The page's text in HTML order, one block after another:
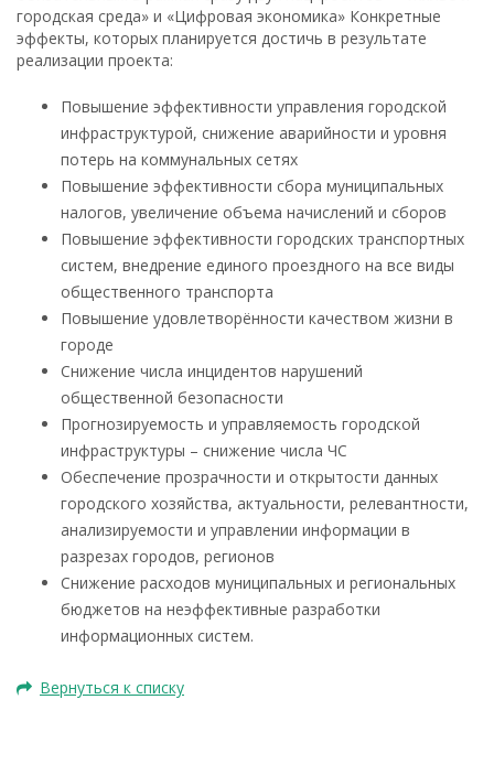
городская среда» и «Цифровая экономика» Конкретные
эффекты, которых планируется достичь в результате
реализации проекта:
Повышение эффективности управления городской
инфраструктурой, снижение аварийности и уровня
потерь на коммунальных сетях
Повышение эффективности сбора муниципальных
налогов, увеличение объема начислений и сборов
Повышение эффективности городских транспортных
систем, внедрение единого проездного на все виды
общественного транспорта
Повышение удовлетворённости качеством жизни в
городе
Снижение числа инцидентов нарушений
общественной безопасности
Прогнозируемость и управляемость городской
инфраструктуры – снижение числа ЧС
Обеспечение прозрачности и открытости данных
городского хозяйства, актуальности, релевантности,
анализируемости и управлении информации в
разрезах городов, регионов
Снижение расходов муниципальных и региональных
бюджетов на неэффективные разработки
информационных систем.
Вернуться к списку